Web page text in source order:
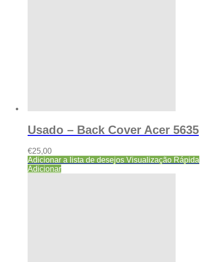
Usado – Back Cover Acer 5635
€25,00
Adicionar a lista de desejos Visualização Rápida
Adicionar